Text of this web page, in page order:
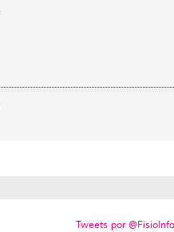
Tweets por